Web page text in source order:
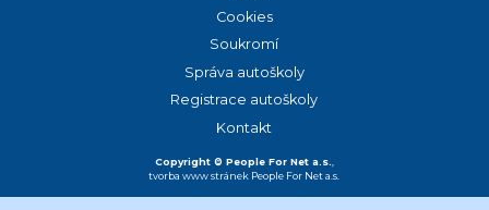
Copyright © People For Net a.s.
tvorba www stránek People For Net a.s.
Cookies
Soukromí
Správa autoškoly
Registrace autoškoly
Kontakt